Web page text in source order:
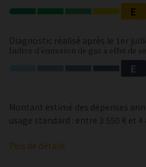
E
Diagnostic réalisé après le 1er
Indice d'émission de gaz à effet de
E
Montant estimé des dépenses
usage standard : entre 3 550 € et 4
Plus de détails